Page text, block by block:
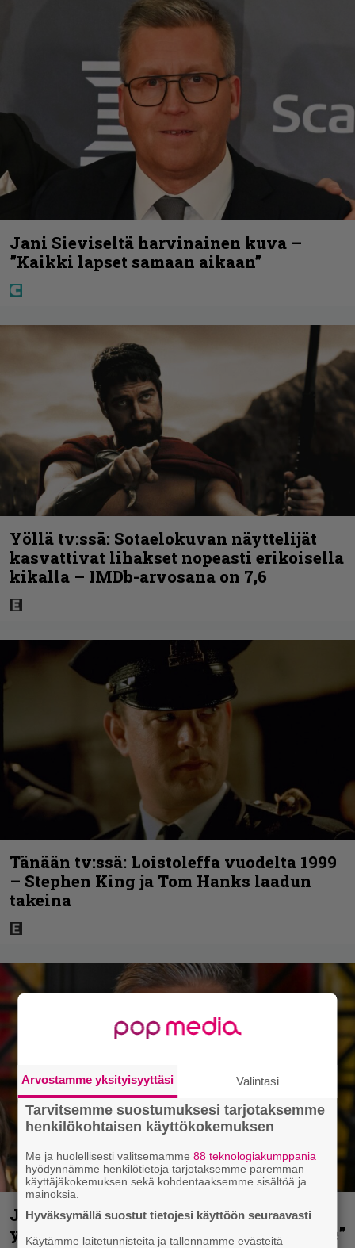
Jani Sieviseltä harvinainen kuva –
”Kaikki lapset samaan aikaan”
Yöllä tv:ssä: Sotaelokuvan näyttelijät
kasvattivat lihakset nopeasti erikoisella
kikalla – IMDb-arvosana on 7,6
Tänään tv:ssä: Loistoleffa vuodelta 1999
– Stephen King ja Tom Hanks laadun
takeina
Jani Sievinen kokosi lapsikatraansa
yhteen – ”Minun suurin perintöni heille”
Arvostamme yksityisyyttäsi Valintasi
Tarvitsemme suostumuksesi tarjotaksemme
henkilökohtaisen käyttökokemuksen
Me ja huolellisesti valitsemamme88 teknologiakumppania
hyödynnämme henkilötietoja tarjotaksemme paremman
käyttäjäkokemuksen sekä kohdentaaksemme sisältöä ja
mainoksia.
Hyväksymällä suostut tietojesi käyttöön seuraavasti
Käytämme laitetunnisteita ja tallennamme evästeitä